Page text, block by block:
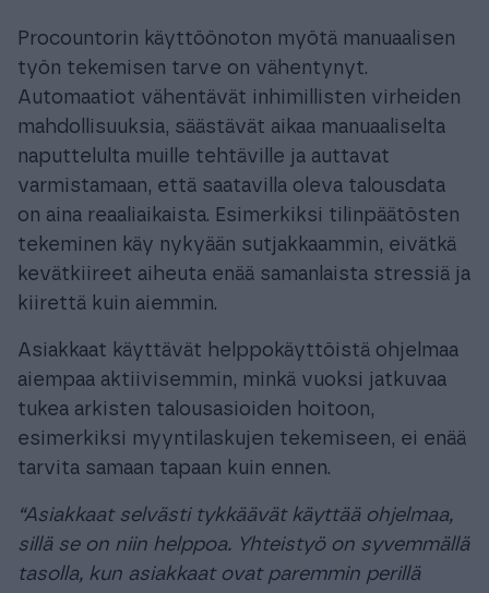
Procountorin käyttöönoton myötä manuaalisen
työn tekemisen tarve on vähentynyt.
Automaatiot vähentävät inhimillisten virheiden
mahdollisuuksia, säästävät aikaa manuaaliselta
naputtelulta muille tehtäville ja auttavat
varmistamaan, että saatavilla oleva talousdata
on aina reaaliaikaista. Esimerkiksi tilinpäätösten
tekeminen käy nykyään sutjakkaammin, eivätkä
kevätkiireet aiheuta enää samanlaista stressiä ja
kiirettä kuin aiemmin.
Asiakkaat käyttävät helppokäyttöistä ohjelmaa
aiempaa aktiivisemmin, minkä vuoksi jatkuvaa
tukea arkisten talousasioiden hoitoon,
esimerkiksi myyntilaskujen tekemiseen, ei enää
tarvita samaan tapaan kuin ennen.
“Asiakkaat selvästi tykkäävät käyttää ohjelmaa,
sillä se on niin helppoa. Yhteistyö on syvemmällä
tasolla, kun asiakkaat ovat paremmin perillä